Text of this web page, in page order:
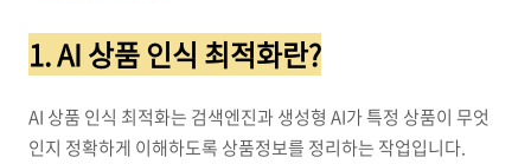
1. AI 상품 인식 최적화란?
AI 상품 인식 최적화는 검색엔진과 생성형 AI가 특정 상품이 무엇
인지 정확하게 이해하도록 상품정보를 정리하는 작업입니다.